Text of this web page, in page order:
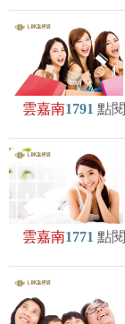
雲嘉南1791 點閱
雲嘉南1771 點閱